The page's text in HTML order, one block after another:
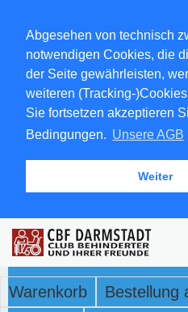
Abgesehen von technisch
notwendigen Cookies, die
der Seite gewährleisten,
weiteren (Tracking-
Sie fortsetzen akzeptieren
Bedingungen. Unsere AGB
Weiter
Warenkorb
Bestellung